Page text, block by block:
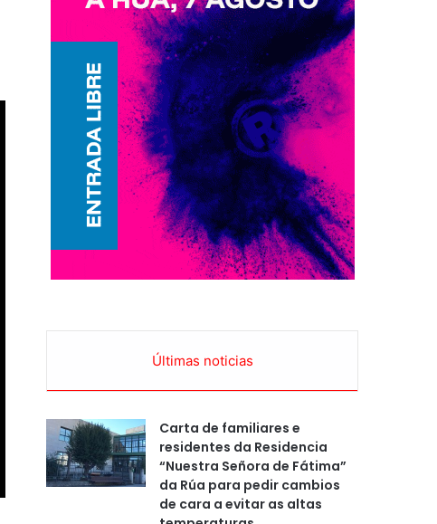
Últimas noticias
Carta de familiares e
residentes da Residencia
“Nuestra Señora de Fátima”
da Rúa para pedir cambios
de cara a evitar as altas